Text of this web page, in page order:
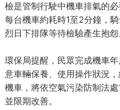
檢是管制行駛中機車排氣的
每台機車約耗時1至2分鐘，
烈日下排隊等待檢驗產生抱怨
環保局提醒，民眾完成機車
意車輛保養、使用操作狀況
機車，將依空氣污染防制法
並限期改善。